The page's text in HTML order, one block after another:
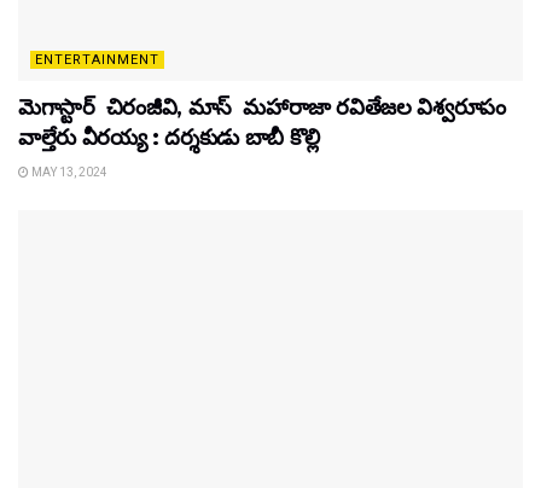
ENTERTAINMENT
మెగాస్టార్ చిరంజీవి, మాస్ మహారాజా రవితేజల విశ్వరూపం
వాల్తేరు వీరయ్య : దర్శకుడు బాబీ కొల్లి
MAY 13, 2024